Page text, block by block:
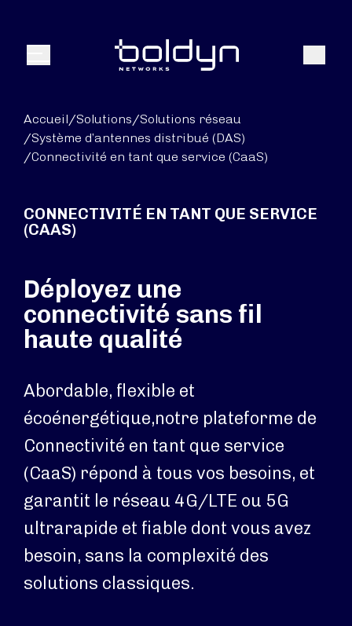
Menu
Accueil/Solutions/Solutions réseau
/Système d’antennes distribué (DAS)
/Connectivité en tant que service (CaaS)
CONNECTIVITÉ EN TANT QUE SERVICE
(CAAS)
Déployez une
connectivité sans fil
haute qualité
Abordable, flexible et
écoénergétique,notre plateforme de
Connectivité en tant que service
(CaaS) répond à tous vos besoins, et
garantit le réseau 4G/LTE ou 5G
ultrarapide et fiable dont vous avez
besoin, sans la complexité des
solutions classiques.